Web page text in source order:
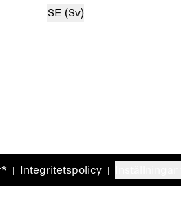
SE (Sv)
Integritetspolicy